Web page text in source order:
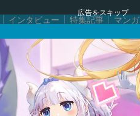
広告をスキップ
インタビュー 特集記事 マンガ